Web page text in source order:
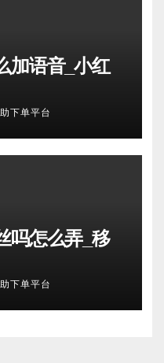
加语音_小红
下单平台
吗怎么弄_移
下单平台